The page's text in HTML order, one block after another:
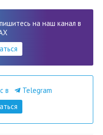
на наш канал в
в
Telegram